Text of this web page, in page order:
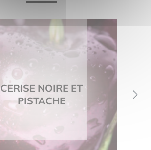
CERISE NOIRE ET
PISTACHE